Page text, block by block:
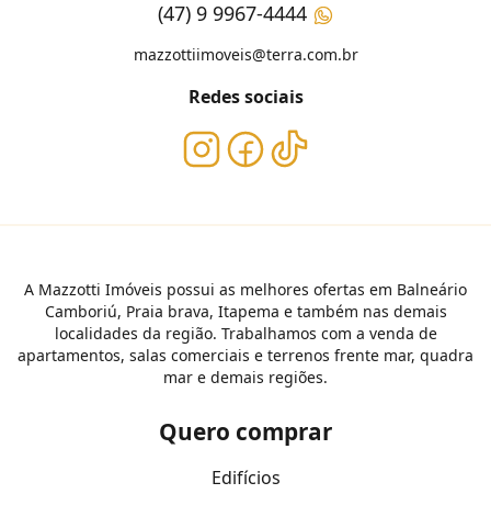
(47) 9 9967-4444
mazzottiimoveis@terra.com.br
Redes sociais
A Mazzotti Imóveis possui as melhores ofertas em Balneário
Camboriú, Praia brava, Itapema e também nas demais
localidades da região. Trabalhamos com a venda de
apartamentos, salas comerciais e terrenos frente mar, quadra
mar e demais regiões.
Quero comprar
Edifícios